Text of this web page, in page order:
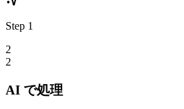
Step 1
2
2
AI で処理